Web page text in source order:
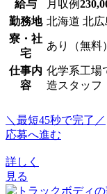
給与 月収例
勤務地 北海道 北
寮・社
宅
あり（無料）
仕事内
容
化学系工場
造スタッフ
＼最短45秒で完了／
応募へ進む
詳しく
見る